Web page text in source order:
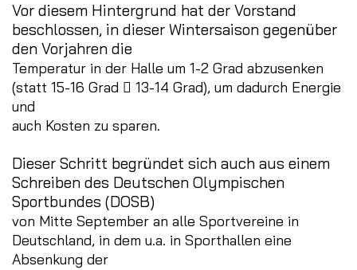
Vor diesem Hintergrund hat der Vorstand
beschlossen, in dieser Wintersaison gegenüber
den Vorjahren die
Temperatur in der Halle um 1-2 Grad abzusenken
(statt 15-16 Grad  13-14 Grad), um dadurch Energie
und
auch Kosten zu sparen.
Dieser Schritt begründet sich auch aus einem
Schreiben des Deutschen Olympischen
Sportbundes (DOSB)
von Mitte September an alle Sportvereine in
Deutschland, in dem u.a. in Sporthallen eine
Absenkung der